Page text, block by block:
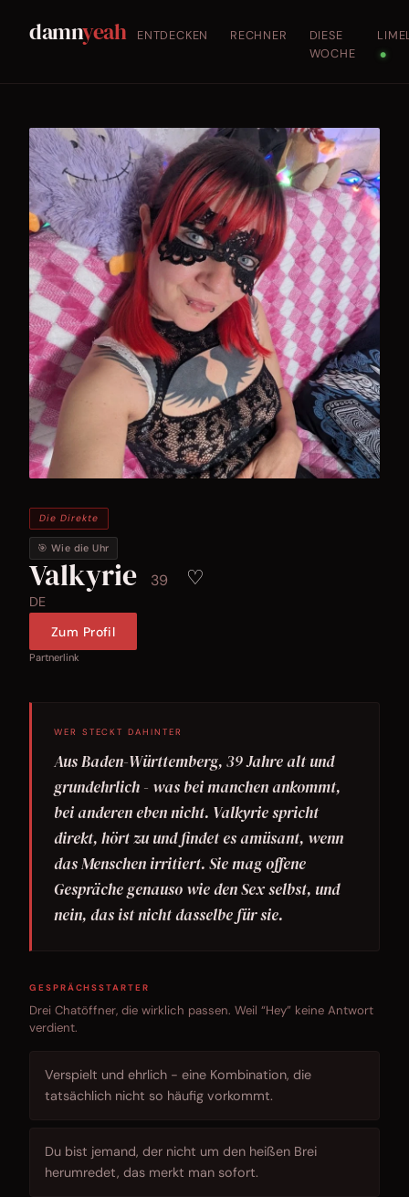
damnyeah ENTDECKEN RECHNER
DIESE
WOCHE
●
Die Direkte
🎯 Wie die Uhr
Valkyrie 39 ♡
DE
Zum Profil
Partnerlink
WER STECKT DAHINTER
Aus Baden-Württemberg, 39 Jahre alt und
grundehrlich - was bei manchen ankommt,
bei anderen eben nicht. Valkyrie spricht
direkt, hört zu und findet es amüsant, wenn
das Menschen irritiert. Sie mag offene
Gespräche genauso wie den Sex selbst, und
nein, das ist nicht dasselbe für sie.
GESPRÄCHSSTARTER
Drei Chatöffner, die wirklich passen. Weil “Hey” keine Antwort
verdient.
Verspielt und ehrlich - eine Kombination, die
tatsächlich nicht so häufig vorkommt.
Du bist jemand, der nicht um den heißen Brei
herumredet, das merkt man sofort.